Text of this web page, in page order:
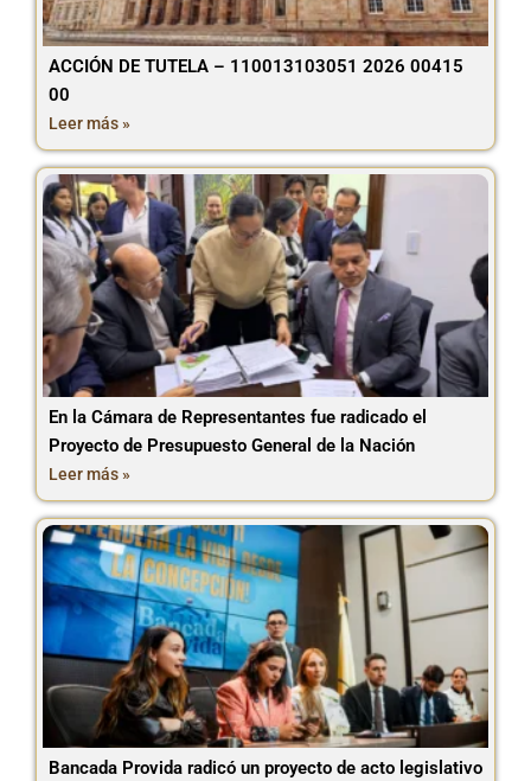
ACCIÓN DE TUTELA – 110013103051 2026 00415
00
Leer más »
En la Cámara de Representantes fue radicado el
Proyecto de Presupuesto General de la Nación
Leer más »
Bancada Provida radicó un proyecto de acto legislativo